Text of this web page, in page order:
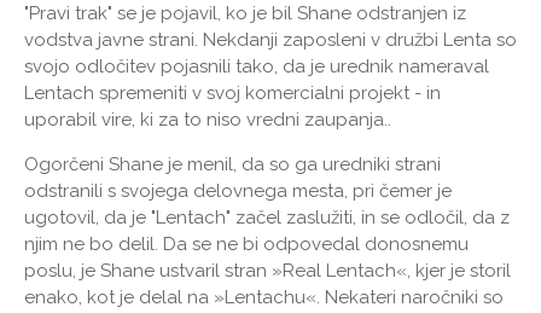
"Pravi trak" se je pojavil, ko je bil Shane odstranjen iz
vodstva javne strani. Nekdanji zaposleni v družbi Lenta so
svojo odločitev pojasnili tako, da je urednik nameraval
Lentach spremeniti v svoj komercialni projekt - in
uporabil vire, ki za to niso vredni zaupanja..
Ogorčeni Shane je menil, da so ga uredniki strani
odstranili s svojega delovnega mesta, pri čemer je
ugotovil, da je "Lentach" začel zaslužiti, in se odločil, da z
njim ne bo delil. Da se ne bi odpovedal donosnemu
poslu, je Shane ustvaril stran »Real Lentach«, kjer je storil
enako, kot je delal na »Lentachu«. Nekateri naročniki so